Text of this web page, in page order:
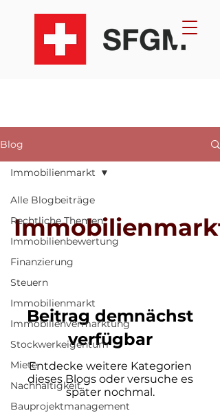
Blog
Alle Blogbeiträge
Rechtliche Themen
Immobilienbewertung
Finanzierung
Steuern
Immobilienmarkt
Immobilienvermarktung
Stockwerkeigentum
Miete
Nachhaltigkeit
Bauprojektmanagement
Immobilienmarkt
Immobilienmarkt
Beitrag demnächst
verfügbar
Entdecke weitere Kategorien
dieses Blogs oder versuche es
später nochmal.